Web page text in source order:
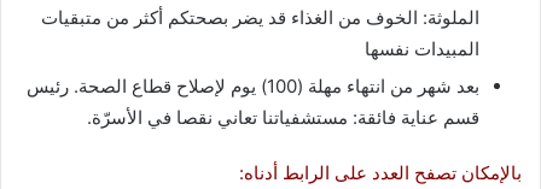
الملوثة: الخوف من الغذاء قد يضر بصحتكم أكثر من متبقيات
المبيدات نفسها
بعد شهر من انتهاء مهلة (100) يوم لإصلاح قطاع الصحة. رئيس
قسم عناية فائقة: مستشفياتنا تعاني نقصا في الأسرّة.
بالإمكان تصفح العدد على الرابط أدناه: